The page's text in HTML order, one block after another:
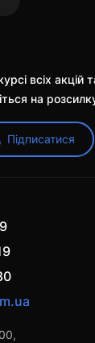
всіх акцій
на
Підписатися